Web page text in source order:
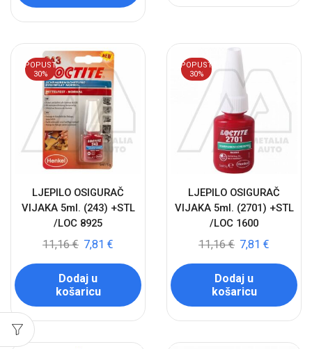
POPUST
30%
LJEPILO OSIGURAČ
VIJAKA 5ml. (243) +STL
/LOC 8925
11,16€ 7,81 €
Dodaj u
košaricu
POPUST
30%
LJEPILO OSIGURAČ
VIJAKA 5ml. (2701) +STL
/LOC 1600
11,16€ 7,81 €
Dodaj u
košaricu